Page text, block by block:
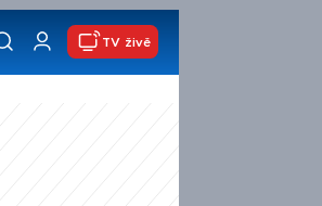
TV živě